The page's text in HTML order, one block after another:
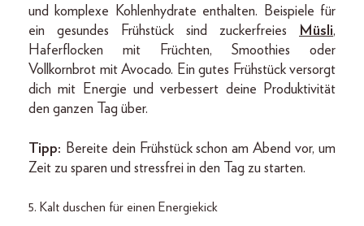
und komplexe Kohlenhydrate enthalten. Beispiele für
ein gesundes Frühstück sind zuckerfreies
Müsli,
Haferflocken mit Früchten, Smoothies oder
Vollkornbrot mit Avocado. Ein gutes Frühstück versorgt
dich mit Energie und verbessert deine Produktivität
den ganzen Tag über.
Tipp: Bereite dein Frühstück schon am Abend vor, um
Zeit zu sparen und stressfrei in den Tag zu starten.
5. Kalt duschen für einen Energiekick